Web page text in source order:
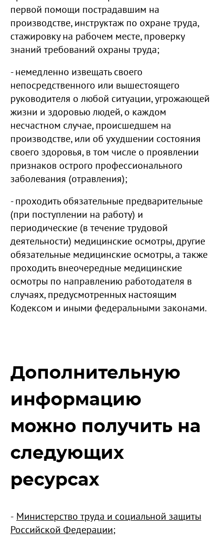
первой помощи пострадавшим на
производстве, инструктаж по охране труда,
стажировку на рабочем месте, проверку
знаний требований охраны труда;
- немедленно извещать своего
непосредственного или вышестоящего
руководителя о любой ситуации, угрожающей
жизни и здоровью людей, о каждом
несчастном случае, происшедшем на
производстве, или об ухудшении состояния
своего здоровья, в том числе о проявлении
признаков острого профессионального
заболевания (отравления);
- проходить обязательные предварительные
(при поступлении на работу) и
периодические (в течение трудовой
деятельности) медицинские осмотры, другие
обязательные медицинские осмотры, а также
проходить внеочередные медицинские
осмотры по направлению работодателя в
случаях, предусмотренных настоящим
Кодексом и иными федеральными законами.
Дополнительную
информацию
можно получить на
следующих
ресурсах
- Министерство труда и социальной защиты
Российской Федерации;